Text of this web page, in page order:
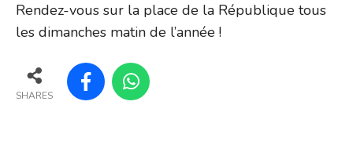
Rendez-vous sur la place de la République tous
les dimanches matin de l’année !
SHARES